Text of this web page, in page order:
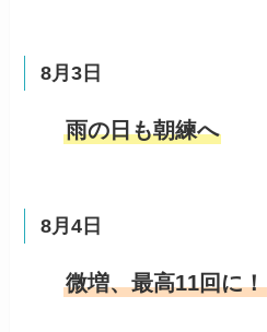
8月3日
雨の日も朝練へ
8月4日
微増、最高11回に！